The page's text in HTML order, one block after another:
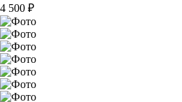
4 500 ₽